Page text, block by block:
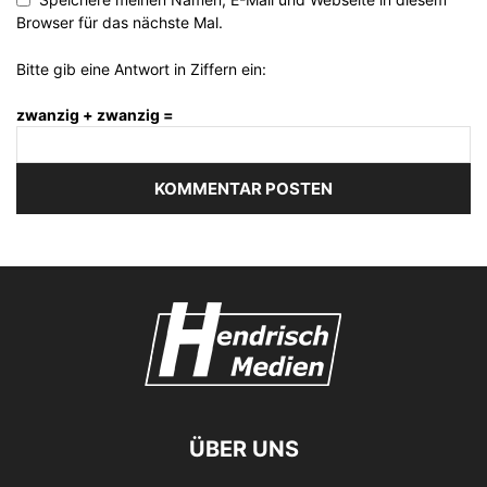
Browser für das nächste Mal.
Bitte gib eine Antwort in Ziffern ein:
zwanzig + zwanzig =
ÜBER UNS